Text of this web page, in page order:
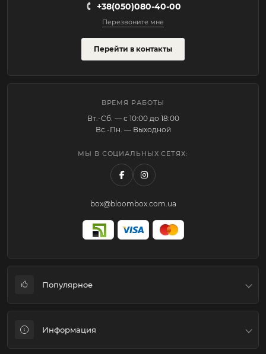
+38(050)080-40-00
Перезвоните мне
Перейти в контакты
ВРЕМЯ РАБОТЫ
Вт.-Cб. — с 10:00 до 18:00
Вс.-Пн. — Выходной
МЫ В СОЦИАЛЬНЫХ СЕТЯХ:
box@bloombox.com.ua
Популярное
Информация